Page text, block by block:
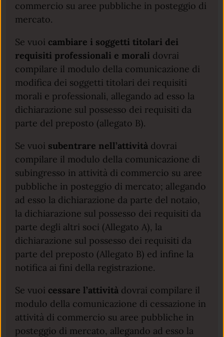
commercio su aree pubbliche in posteggio di
mercato.
Se vuoi cambiare i soggetti titolari dei
requisiti professionali e morali dovrai
compilare il modulo della comunicazione di
modifica dei soggetti titolari dei requisiti
morali e professionali, allegando ad esso la
dichiarazione sul possesso dei requisiti da
parte del preposto (allegato B).
Se vuoi subentrare nell’attività dovrai
compilare il modulo della comunicazione di
subingresso in attività di commercio su aree
pubbliche in posteggio di mercato; allegando
ad esso la dichiarazione da parte del notaio,
la dichiarazione sul possesso dei requisiti da
parte degli altri soci (Allegato A), la
dichiarazione sul possesso dei requisiti da
parte del preposto (Allegato B) ed infine la
notifica ai fini della registrazione.
Se vuoi cessare l’attività dovrai compilare il
modulo della comunicazione di cessazione in
attività di commercio su aree pubbliche in
posteggio di mercato, allegando ad esso la